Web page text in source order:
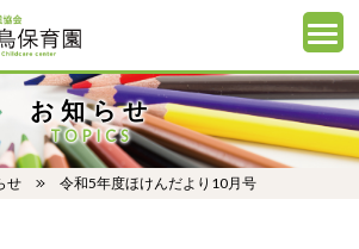
お知らせ
TOPICS
せ 令和5年度ほけんだより10月号